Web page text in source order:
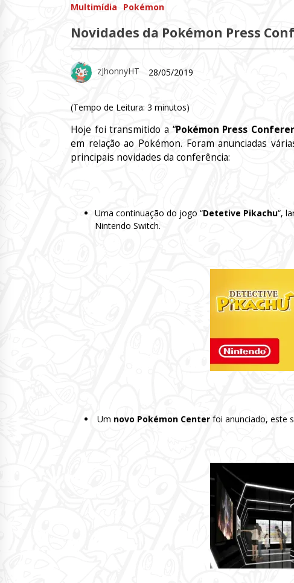
Multimídia Pokémon
Novidades da Pokémon Press
zJhonnyHT 28/05/2019
(Tempo de Leitura: 3 minutos)
Hoje foi transmitido a “Pokémon Press
em relação ao Pokémon. Foram anunciadas
principais novidades da conferência:
Uma continuação do jogo “Detetive Pikachu“,
Nintendo Switch.
Um novo Pokémon Center foi anunciado, este